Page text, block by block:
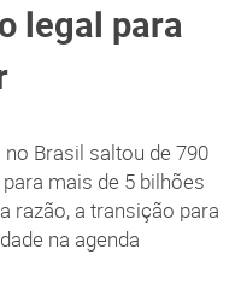
legal para
Brasil saltou de 790
mais de 5 bilhões
razão, a transição para
na agenda